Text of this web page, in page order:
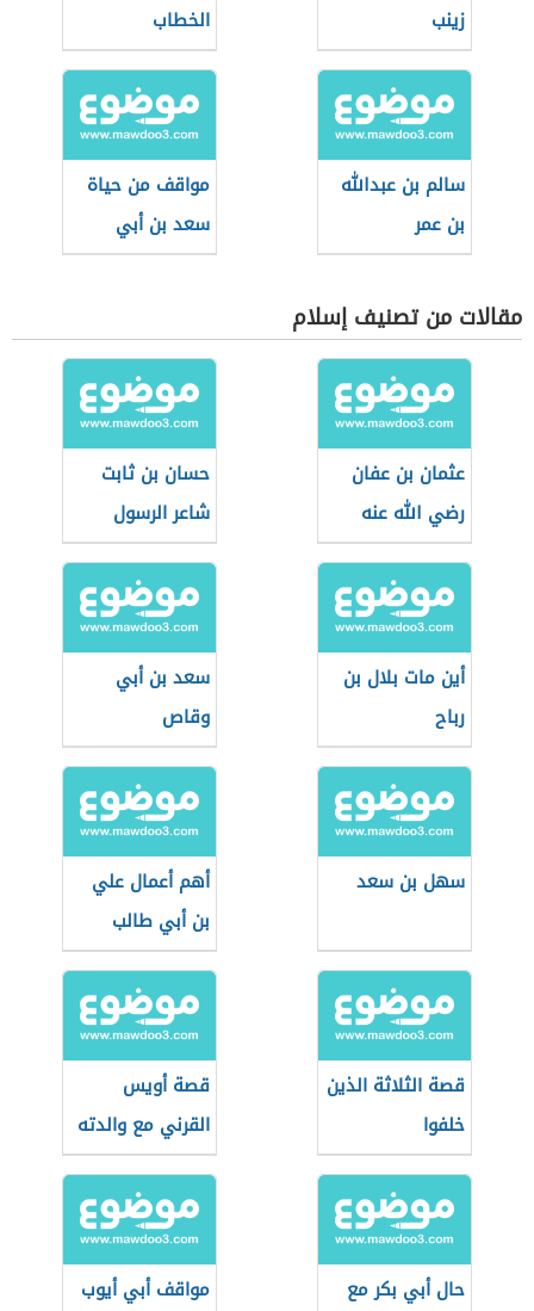
زينب
الخطاب
سالم بن عبدالله
بن عمر
مواقف من حياة
سعد بن أبي
وقاص
مقالات من تصنيف إسلام
عثمان بن عفان
رضي الله عنه
حسان بن ثابت
شاعر الرسول
أين مات بلال بن
رباح
سعد بن أبي
وقاص
سهل بن سعد
أهم أعمال علي
بن أبي طالب
قصة الثلاثة الذين
خلفوا
قصة أويس
القرني مع والدته
حال أبي بكر مع
مواقف أبي أيوب